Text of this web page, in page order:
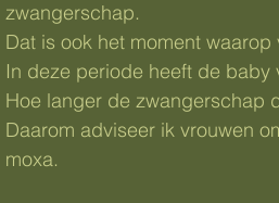
zwangerschap.
Dat is ook het moment
In deze periode heeft de
Hoe langer de zwangerschap
Daarom adviseer ik vrouwen
moxa.